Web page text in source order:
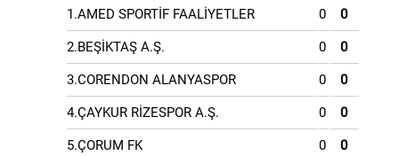
1.AMED SPORTİF FAALİYETLER 0 0
2.BEŞİKTAŞ A.Ş. 0 0
3.CORENDON ALANYASPOR 0 0
4.ÇAYKUR RİZESPOR A.Ş. 0 0
5.ÇORUM FK 0 0